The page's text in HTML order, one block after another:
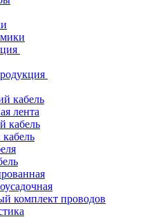
кабель
лента
кабель
комплект проводов